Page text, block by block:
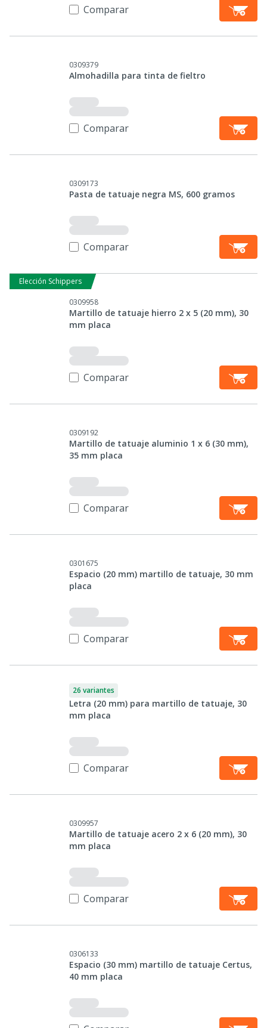
Comparar
0309379
Almohadilla para tinta de fieltro
Comparar
0309173
Pasta de tatuaje negra MS, 600 gramos
Comparar
Elección Schippers
0309958
Martillo de tatuaje hierro 2 x 5 (20 mm), 30
mm placa
Comparar
0309192
Martillo de tatuaje aluminio 1 x 6 (30 mm),
35 mm placa
Comparar
0301675
Espacio (20 mm) martillo de tatuaje, 30 mm
placa
Comparar
26 variantes
Letra (20 mm) para martillo de tatuaje, 30
mm placa
Comparar
0309957
Martillo de tatuaje acero 2 x 6 (20 mm), 30
mm placa
Comparar
0306133
Espacio (30 mm) martillo de tatuaje Certus,
40 mm placa